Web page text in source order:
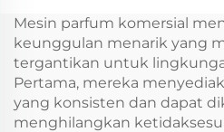
Otomatis Mesin
wewangian
Mesin parfum komersial
keunggulan menarik yang
tergantikan untuk
Pertama, mereka
yang konsisten dan dapat
menghilangkan